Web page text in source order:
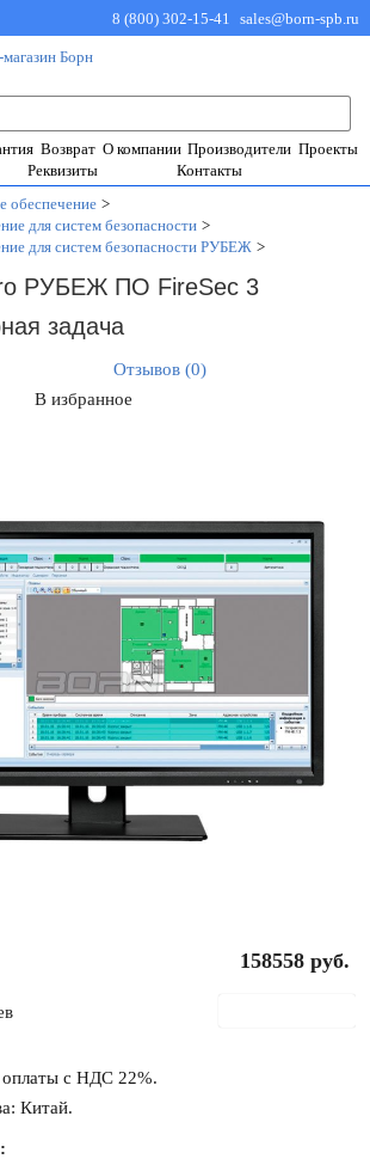
8 (800) 302-15-41 sales@born-spb.ru
Возврат О компании Производители Проекты
Реквизиты
Контакты
обеспечение >
для систем безопасности >
для систем безопасности РУБЕЖ >
РУБЕЖ ПО FireSec 3
задача
Отзывов (0)
В избранное
158558 руб.
оплаты с НДС 22%.
Китай.